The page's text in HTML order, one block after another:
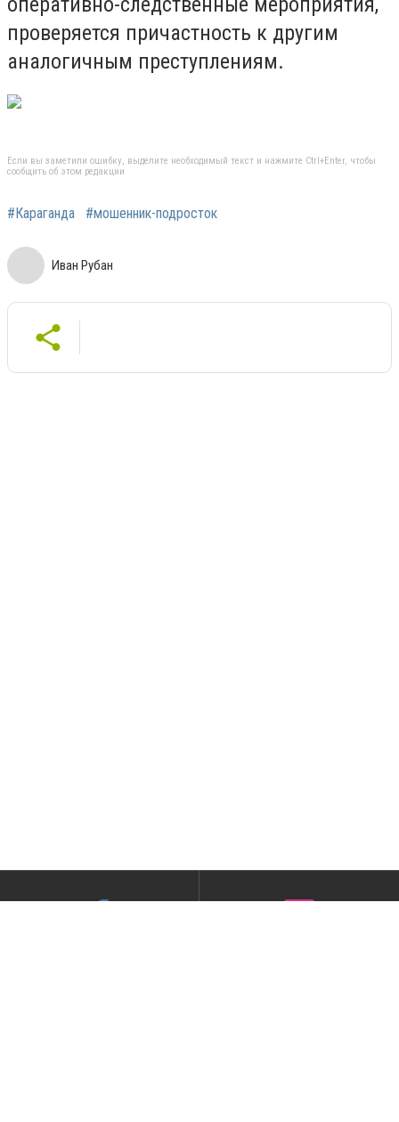
проверяется причастность к другим
аналогичным преступлениям.
Если вы заметили ошибку, выделите необходимый текст и нажмите Ctrl+Enter, чтобы
сообщить об этом редакции
#Караганда #мошенник-подросток
Иван Рубан